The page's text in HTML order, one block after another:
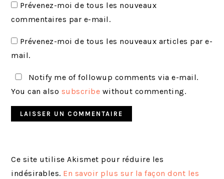
Prévenez-moi de tous les nouveaux
commentaires par e-mail.
Prévenez-moi de tous les nouveaux articles par e-
mail.
Notify me of followup comments via e-mail.
You can also subscribe without commenting.
Ce site utilise Akismet pour réduire les
indésirables. En savoir plus sur la façon dont les